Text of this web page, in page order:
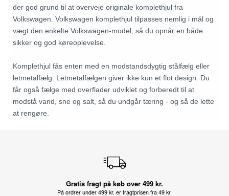
der god grund til at overveje originale komplethjul fra
Volkswagen. Volkswagen komplethjul tilpasses nemlig i mål og
vægt den enkelte Volkswagen-model, så du opnår en både
sikker og god køreoplevelse.
Komplethjul fås enten med en modstandsdygtig stålfælg eller
letmetalfælg. Letmetalfælgen giver ikke kun et flot design. Du
får også fælge med overflader udviklet og forberedt til at
modstå vand, sne og salt, så du undgår tæring - og så de lette
at rengøre.
Gratis fragt på køb over 499 kr.
På ordrer under 499 kr. er fragtprisen fra 49 kr.